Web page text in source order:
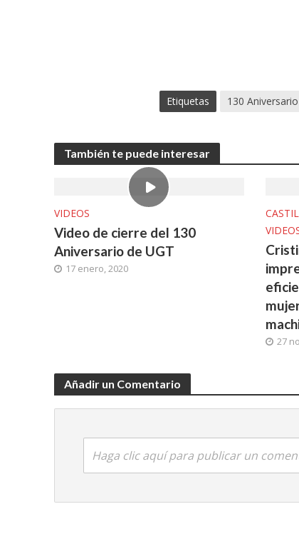
Etiquetas 130
También te puede interesar
VIDEOS
Video de cierre del 130
Aniversario de UGT
17 enero, 2020
27
Añadir un Comentario
Haga clic aquí para publicar un